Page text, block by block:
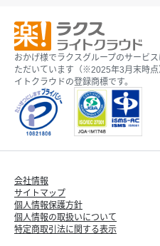
おかげ様でラクスグループのサービ
ただいています（※2025年3月末時
イトクラウドの登録商標です。
会社情報
サイトマップ
個人情報保護方針
個人情報の取扱いについて
特定商取引法に関する表示